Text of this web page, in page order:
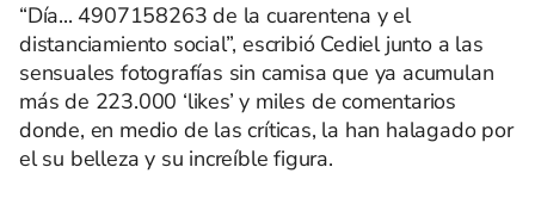
“Día... 4907158263 de la cuarentena y el
distanciamiento social”, escribió Cediel junto a las
sensuales fotografías sin camisa que ya acumulan
más de 223.000 ‘likes’ y miles de comentarios
donde, en medio de las críticas, la han halagado por
el su belleza y su increíble figura.